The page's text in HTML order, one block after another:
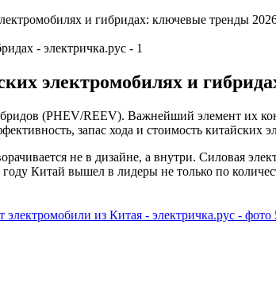
и гибридах: ключевые тренды
электромобилях и
(PHEV/REEV). Важнейший элемент их
запас хода и стоимость китайских
не в дизайне, а внутри. Силовая
Китай вышел в лидеры не только по